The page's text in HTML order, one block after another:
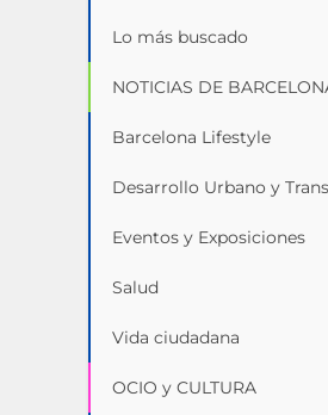
Lo más buscado
NOTICIAS DE
Barcelona Lifestyle
Desarrollo Urbano y
Eventos y Exposiciones
Salud
Vida ciudadana
OCIO y CULTURA